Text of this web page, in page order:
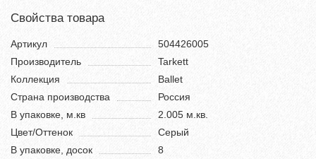
Свойства товара
Артикул
504426005
Производитель
Tarkett
Коллекция
Ballet
Страна производства
Россия
В упаковке, м.кв
2.005 м.кв.
Цвет/Оттенок
Серый
В упаковке, досок
8